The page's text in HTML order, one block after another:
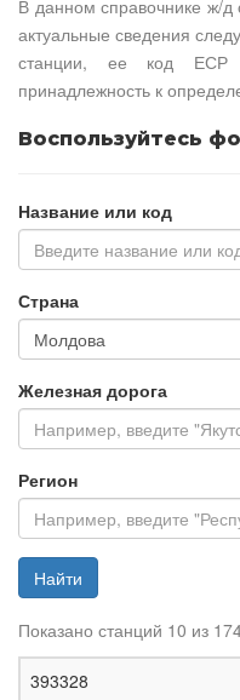
В данном справочнике ж/
актуальные сведения
станции, ее код ЕСР
принадлежность к
Воспользуйтесь
Название или код
Введите название или
Страна
Железная дорога
Регион
Найти
Показано станций 10 из
393328